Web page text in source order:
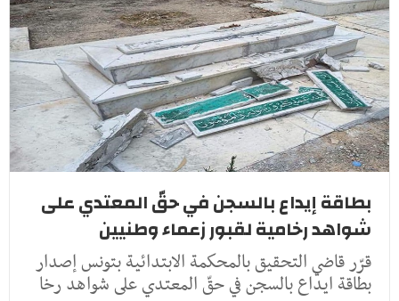
بطاقة إيداع بالسجن في حقّ المعتدي على
شواهد رخامية لقبور زعماء وطنيين
قرّر قاضي التحقيق بالمحكمة الابتدائية بتونس إصدار
بطاقة ايداع بالسجن في حقّ المعتدي على شواهد رخا